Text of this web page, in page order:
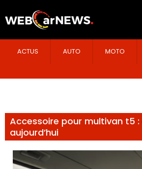
ACTUS AUTO MOTO
Accessoire pour multivan t5
aujourd’hui